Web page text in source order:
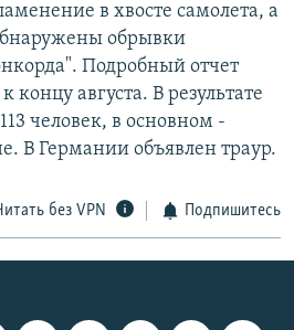
в хвосте самолета, а
обрывки
Подробный отчет
концу августа. В результате
человек, в основном -
В Германии объявлен траур.
без VPN Подпишитесь